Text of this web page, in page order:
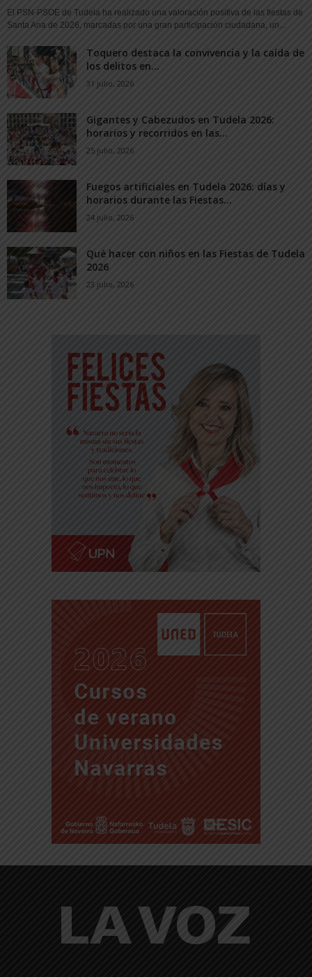
El PSN-PSOE de Tudela ha realizado una valoración positiva de las fiestas de
Santa Ana de 2026, marcadas por una gran participación ciudadana, un...
Toquero destaca la convivencia y la caída de
los delitos en...
31 julio, 2026
Gigantes y Cabezudos en Tudela 2026:
horarios y recorridos en las...
25 julio, 2026
Fuegos artificiales en Tudela 2026: días y
horarios durante las Fiestas...
24 julio, 2026
Qué hacer con niños en las Fiestas de Tudela
2026
23 julio, 2026